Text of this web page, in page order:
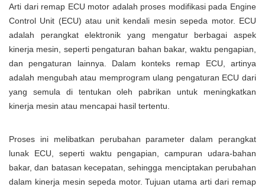
Arti dari remap ECU motor adalah proses modifikasi pada Engine
Control Unit (ECU) atau unit kendali mesin sepeda motor. ECU
adalah perangkat elektronik yang mengatur berbagai aspek
kinerja mesin, seperti pengaturan bahan bakar, waktu pengapian,
dan pengaturan lainnya. Dalam konteks remap ECU, artinya
adalah mengubah atau memprogram ulang pengaturan ECU dari
yang semula di tentukan oleh pabrikan untuk meningkatkan
kinerja mesin atau mencapai hasil tertentu.
Proses ini melibatkan perubahan parameter dalam perangkat
lunak ECU, seperti waktu pengapian, campuran udara-bahan
bakar, dan batasan kecepatan, sehingga menciptakan perubahan
dalam kinerja mesin sepeda motor. Tujuan utama arti dari remap